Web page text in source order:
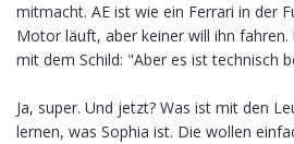
mitmacht. AE ist wie ein Ferrari in der
Motor läuft, aber keiner will ihn
mit dem Schild: "Aber es ist technisch
Ja, super. Und jetzt? Was ist mit den
lernen, was Sophia ist. Die wollen